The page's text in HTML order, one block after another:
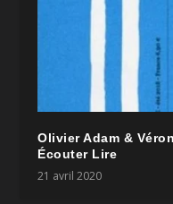
Olivier Adam &
Écouter Lire
21 avril 2020